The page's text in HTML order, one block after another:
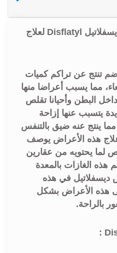
سعر و جرعة واستخدام ديسفلاتيل Disflatyl لعلاج
تنتج عن تراكم كميات
مما يسبب أعراضا منها
البطن وأحيانا تقلص
يتسبب عنها إزاحة
ينتج عنه ضيق بالتنفس
هذه الأعراض يوصف
لما يحتويه من عقارين
هذه الغازات بالمعدة
ديسفلاتيل في هذه
هذه الأعراض بشكل
بالراحة.